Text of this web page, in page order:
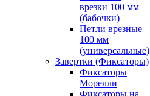
врезки 100 мм
(бабочки)
Петли врезные
100 мм
(универсальные)
Завертки (Фиксаторы)
Фиксаторы
Морелли
Фиксаторы на